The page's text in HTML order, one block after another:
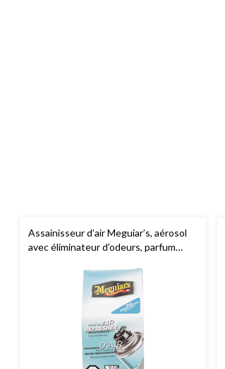
Assainisseur d’air Meguiar’s, aérosol
avec éliminateur d’odeurs, parfum